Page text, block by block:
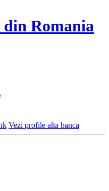
Romania
Vezi profile alta banca